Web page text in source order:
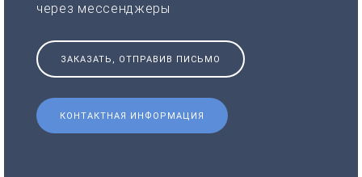
через мессенджеры
ЗАКАЗАТЬ, ОТПРАВИВ ПИСЬМО
КОНТАКТНАЯ ИНФОРМАЦИЯ